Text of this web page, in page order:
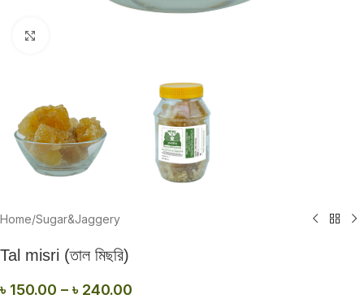
Home/Sugar&Jaggery
Tal misri (তাল মিছরি)
৳ 150.00 – ৳ 240.00